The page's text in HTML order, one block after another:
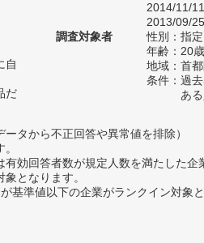
自
だ
2014/11/
2013/09/
調査対象者
性別：指
年齢：20
地域：首
条件：過
ある
タから不正回答や異常値を排除）
効回答者数が規定人数を満たした
となります。
準値以下の企業がランクイン対象と